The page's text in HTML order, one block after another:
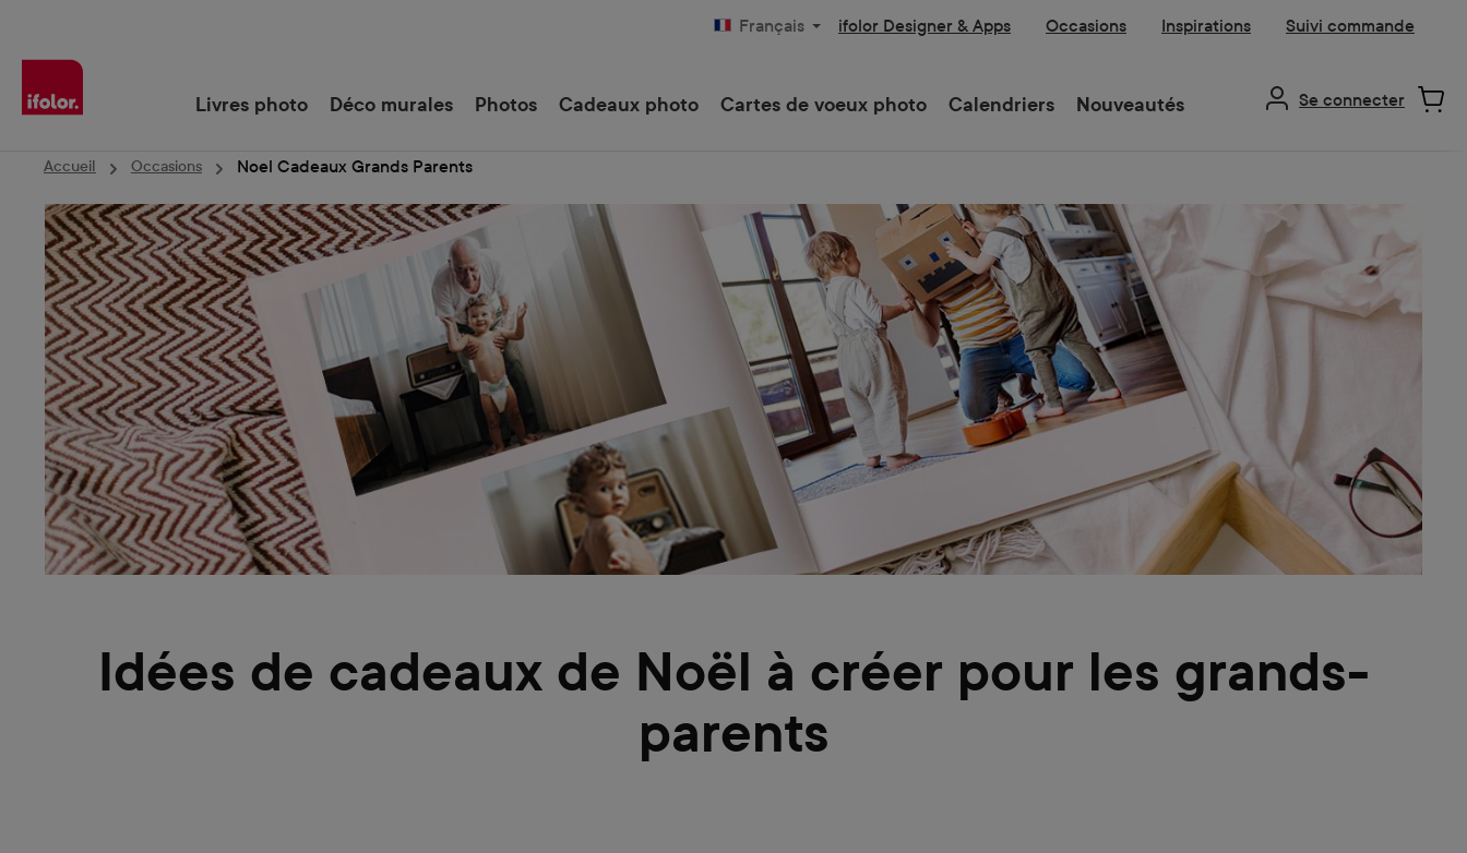
Français ifolor Designer & Apps Occasions Inspirations Suivi commande
Livres photo Déco murales Photos Cadeaux photo Cartes de voeux photo Calendriers Nouveautés Se connecter
Accueil Occasions Noel Cadeaux Grands Parents
Idées de cadeaux de Noël à créer pour les grands-
parents